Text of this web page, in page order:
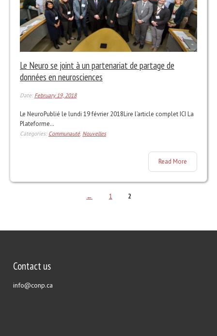
Le Neuro se joint à un partenariat de partage de
données en neurosciences
Date: February 19, 2018
Le NeuroPublié le lundi 19 février 2018Lire l’article complet ICI La
Plateforme…
Categories: Communauté, Nouvelles
Read More
← 1 2
Contact us
info@conp.ca